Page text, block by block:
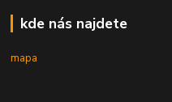
kde nás najdete
mapa